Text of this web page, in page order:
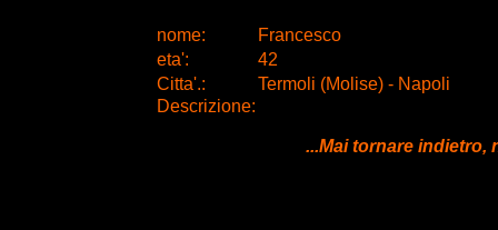
nome:
Francesco
eta':
42
Citta'.:
Termoli (Molise) - Napoli
Descrizione:
...Mai tornare indietro,